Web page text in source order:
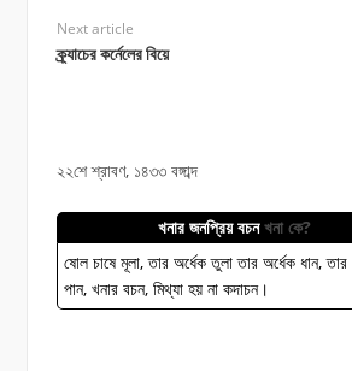
Next article
ক্র্যাচের কর্নেলের বিয়ে
২২শে শ্রাবণ, ১৪৩৩ বঙ্গাব্দ
খনার জনপ্রিয় বচনখনা কে?
ষোল চাষে মূলা, তার অর্ধেক তুলা তার অর্ধেক ধান, তার
পান, খনার বচন, মিথ্যা হয় না কদাচন।